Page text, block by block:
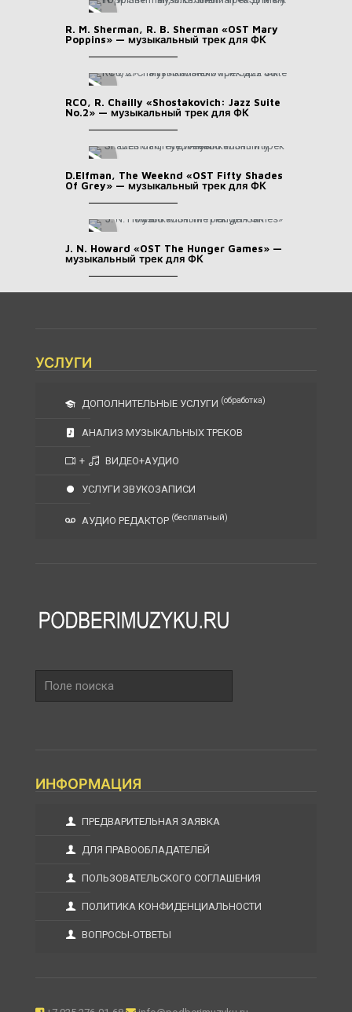
R. M. Sherman, R. B. Sherman «OST Mary
Poppins» — музыкальный трек для ФК
RCO, R. Chailly «Shostakovich: Jazz Suite
No.2» — музыкальный трек для ФК
D.Elfman, The Weeknd «OST Fifty Shades
Of Grey» — музыкальный трек для ФК
J. N. Howard «OST The Hunger Games» —
музыкальный трек для ФК
УСЛУГИ
ДОПОЛНИТЕЛЬНЫЕ УСЛУГИ (обработка)
АНАЛИЗ МУЗЫКАЛЬНЫХ ТРЕКОВ
+ ВИДЕО+АУДИО
УСЛУГИ ЗВУКОЗАПИСИ
АУДИО РЕДАКТОР (бесплатный)
поиска
ИНФОРМАЦИЯ
ПРЕДВАРИТЕЛЬНАЯ ЗАЯВКА
ДЛЯ ПРАВООБЛАДАТЕЛЕЙ
ПОЛЬЗОВАТЕЛЬСКОГО СОГЛАШЕНИЯ
ПОЛИТИКА КОНФИДЕНЦИАЛЬНОСТИ
ВОПРОСЫ-ОТВЕТЫ